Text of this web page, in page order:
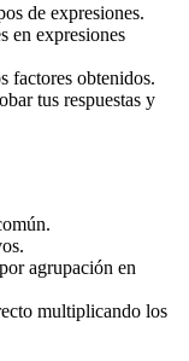
de expresiones.
en expresiones
factores obtenidos.
tus respuestas y
agrupación en
multiplicando los